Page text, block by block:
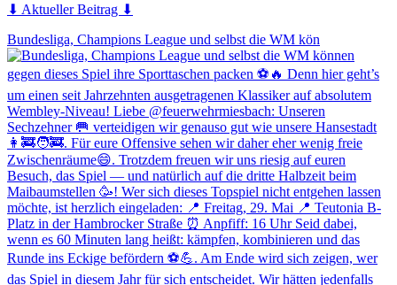
⬇ Aktueller Beitrag ⬇
Bundesliga, Champions League und selbst die WM kön